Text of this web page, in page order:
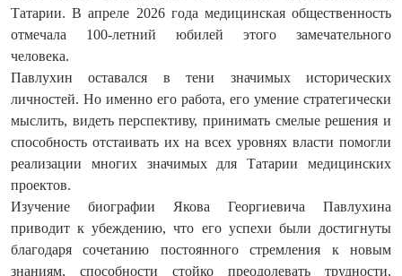
Татарии. В апреле 2026 года медицинская общественность
отмечала 100-летний юбилей этого замечательного
человека.
Павлухин оставался в тени значимых исторических
личностей. Но именно его работа, его умение стратегически
мыслить, видеть перспективу, принимать смелые решения и
способность отстаивать их на всех уровнях власти помогли
реализации многих значимых для Татарии медицинских
проектов.
Изучение биографии Якова Георгиевича Павлухина
приводит к убеждению, что его успехи были достигнуты
благодаря сочетанию постоянного стремления к новым
знаниям, способности стойко преодолевать трудности,